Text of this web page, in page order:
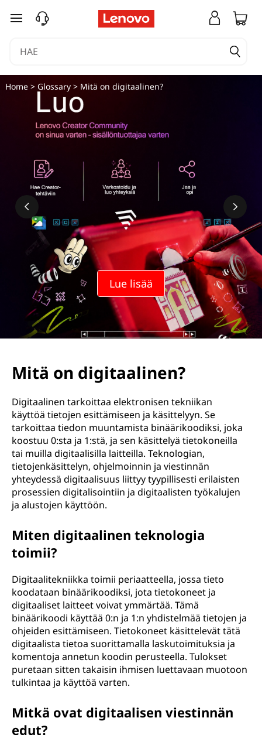
siirry pääsisältöön
Lue lisää
Home> Glossary> Mitä on digitaalinen?
Mitä on digitaalinen?
Digitaalinen tarkoittaa elektronisen tekniikan
käyttöä tietojen esittämiseen ja käsittelyyn. Se
tarkoittaa tiedon muuntamista binäärikoodiksi, joka
koostuu 0:sta ja 1:stä, ja sen käsittelyä tietokoneilla
tai muilla digitaalisilla laitteilla. Teknologian,
tietojenkäsittelyn, ohjelmoinnin ja viestinnän
yhteydessä digitaalisuus liittyy tyypillisesti erilaisten
prosessien digitalisointiin ja digitaalisten työkalujen
ja alustojen käyttöön.
Miten digitaalinen teknologia
toimii?
Digitaalitekniikka toimii periaatteella, jossa tieto
koodataan binäärikoodiksi, jota tietokoneet ja
digitaaliset laitteet voivat ymmärtää. Tämä
binäärikoodi käyttää 0:n ja 1:n yhdistelmää tietojen ja
ohjeiden esittämiseen. Tietokoneet käsittelevät tätä
digitaalista tietoa suorittamalla laskutoimituksia ja
komentoja annetun koodin perusteella. Tulokset
puretaan sitten takaisin ihmisen luettavaan muotoon
tulkintaa ja käyttöä varten.
Mitkä ovat digitaalisen viestinnän
edut?